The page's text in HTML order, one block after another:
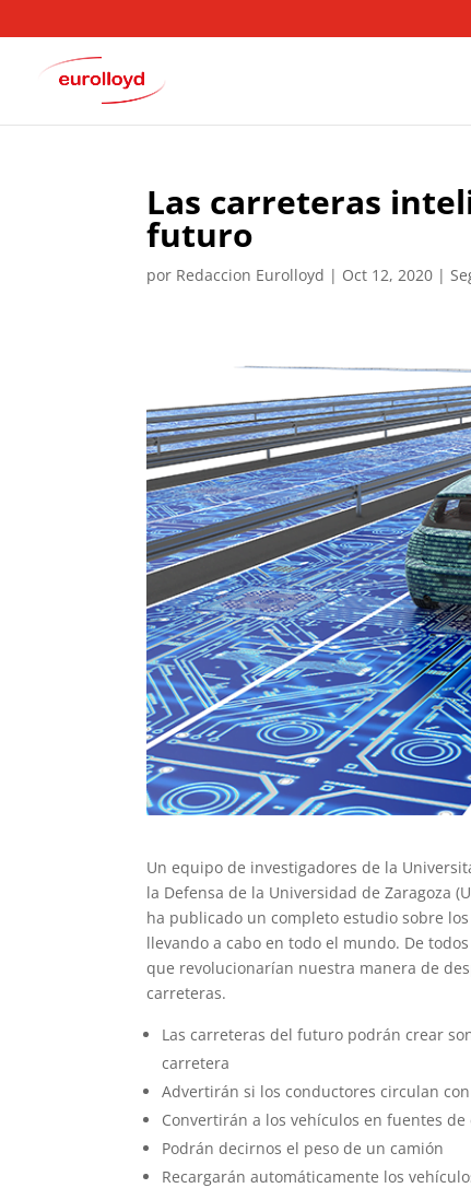
Las carreteras
futuro
por Redaccion Eurolloyd | Oct 12, 2020 |
Un equipo de investigadores de la
la Defensa de la Universidad de Zaragoza
ha publicado un completo estudio sobre
llevando a cabo en todo el mundo. De
que revolucionarían nuestra manera de
carreteras.
Las carreteras del futuro podrán crear
carretera
Advertirán si los conductores circulan
Convertirán a los vehículos en fuentes
Podrán decirnos el peso de un camión
Recargarán automáticamente los